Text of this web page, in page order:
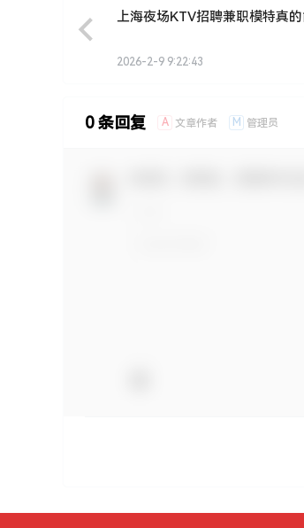
上海夜场KTV招聘兼职模特真
2026-2-9 9:22:43
0 条回复 A 文章作者 M 管理员